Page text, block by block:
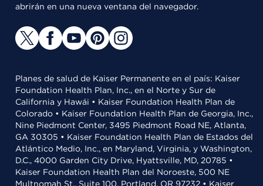
abrirán en una nueva ventana del navegador.
Planes de salud de Kaiser Permanente en el país: Kaiser
Foundation Health Plan, Inc., en el Norte y Sur de
California y Hawái • Kaiser Foundation Health Plan de
Colorado • Kaiser Foundation Health Plan de Georgia, Inc.,
Nine Piedmont Center, 3495 Piedmont Road NE, Atlanta,
GA 30305 • Kaiser Foundation Health Plan de Estados del
Atlántico Medio, Inc., en Maryland, Virginia, y Washington,
D.C., 4000 Garden City Drive, Hyattsville, MD, 20785 •
Kaiser Foundation Health Plan del Noroeste, 500 NE
Multnomah St., Suite 100, Portland, OR 97232 • Kaiser